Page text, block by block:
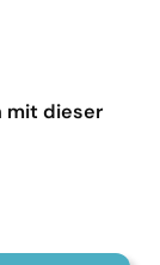
mit dieser